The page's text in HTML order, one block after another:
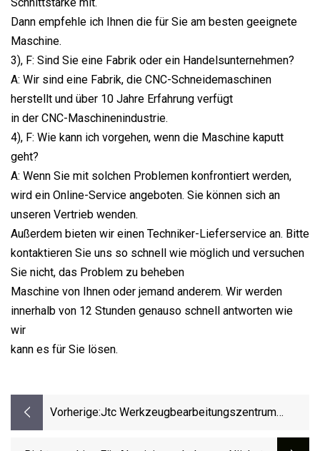
Dann empfehle ich Ihnen die für Sie am besten geeignete
Maschine.
3), F: Sind Sie eine Fabrik oder ein Handelsunternehmen?
A: Wir sind eine Fabrik, die CNC-Schneidemaschinen
herstellt und über 10 Jahre Erfahrung verfügt
in der CNC-Maschinenindustrie.
4), F: Wie kann ich vorgehen, wenn die Maschine kaputt
geht?
A: Wenn Sie mit solchen Problemen konfrontiert werden,
wird ein Online-Service angeboten. Sie können sich an
unseren Vertrieb wenden.
Außerdem bieten wir einen Techniker-Lieferservice an. Bitte
kontaktieren Sie uns so schnell wie möglich und versuchen
Sie nicht, das Problem zu beheben
Maschine von Ihnen oder jemand anderem. Wir werden
innerhalb von 12 Stunden genauso schnell antworten wie
wir
kann es für Sie lösen.
Vorherige:Jtc Werkzeugbearbeitungszentrum